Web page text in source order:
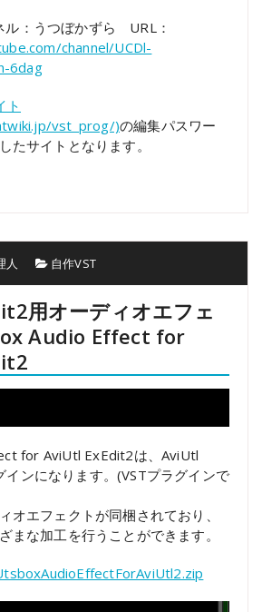
ル：うつぼかずら URL：
channel/UCDl-
6dag
ト
vst_prog/)の編集パスワー
たサイトとなります。
人 自作VST
用オーディオエフェ
Audio Effect for
for AviUtl ExEdit2は、AviUtl
ンになります。(VSTプラグインで
オエフェクトが同梱されており、
まな加工を行うことができます。